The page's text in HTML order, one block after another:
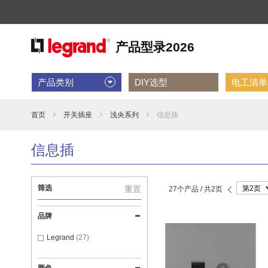
产品类别 DIY选型 电工清
首页 开关插座 浅央系列 信息插
信息插
27个产品 /共2页
第
页
筛选 重置
品牌
Legrand 27